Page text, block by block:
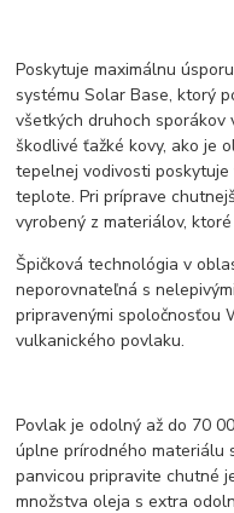
Poskytuje maximálnu
systému Solar Base, ktorý
všetkých druhoch sporákov
škodlivé ťažké kovy, ako je
tepelnej vodivosti
teplote. Pri príprave
vyrobený z materiálov,
Špičková technológia v
neporovnateľná s
pripravenými spoločnosťou
vulkanického povlaku.
Povlak je odolný až do 70
úplne prírodného materiálu
panvicou pripravite chutné
množstva oleja s extra